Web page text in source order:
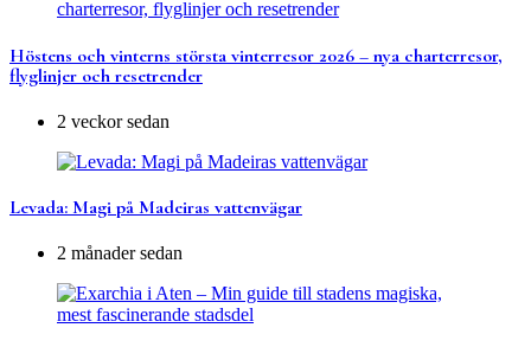
Höstens och vinterns största vinterresor 2026 – nya charterresor,
flyglinjer och resetrender
2 veckor sedan
Levada: Magi på Madeiras vattenvägar
2 månader sedan